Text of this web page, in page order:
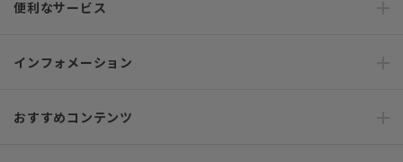
便利なサービス
インフォメーション
おすすめコンテンツ